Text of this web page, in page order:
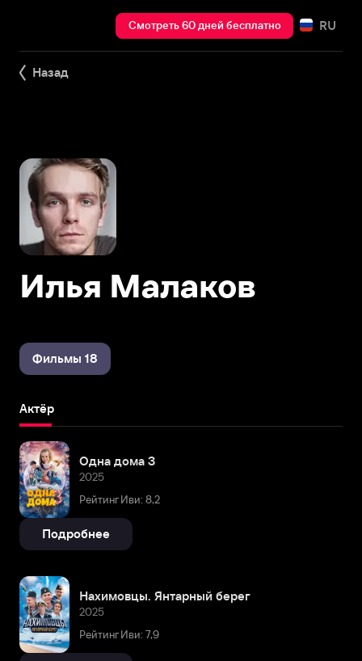
Смотреть 60 дней бесплатно RU
Назад
Илья Малаков
Фильмы 18
Актёр
Одна дома 3
2025
Рейтинг Иви: 8,2
Подробнее
Нахимовцы. Янтарный берег
2025
Рейтинг Иви: 7,9